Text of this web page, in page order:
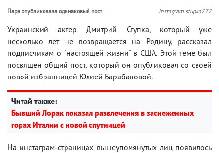
Пара опубликовала одинаковый пост instagram stupka777
Украинский актер Дмитрий Ступка, который уже
несколько лет не возвращается на Родину, рассказал
подписчикам о "настоящей жизни" в США. Этой теме был
посвящен общий пост, который он опубликовал со своей
новой избранницей Юлией Барабановой.
Читай также:
Бывший Лорак показал развлечения в заснеженных
горах Италии с новой спутницей
На инстаграм-страницах вышеупомянутых лиц появилось